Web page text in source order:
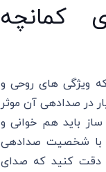
کمانچه
ویژگی های روحی و
در صدادهی آن موثر
ساز باید هم خوانی و
با شخصیت صدادهی
دقت کنید که صدای